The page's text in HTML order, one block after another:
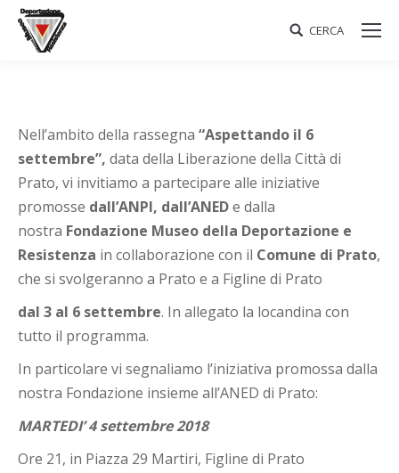
Search:
CERCA
Nell’ambito della rassegna “Aspettando il 6
settembre”, data della Liberazione della Città di
Prato, vi invitiamo a partecipare alle iniziative
promosse dall’ANPI, dall’ANEDe dalla
nostra Fondazione Museo della Deportazione e
Resistenza in collaborazione con il Comune di Prato,
che si svolgeranno a Prato e a Figline di Prato
dal 3 al 6 settembre. In allegato la locandina con
tutto il programma.
In particolare vi segnaliamo l’iniziativa promossa dalla
nostra Fondazione insieme all’ANED di Prato:
MARTEDI’ 4 settembre 2018
Ore 21, in Piazza 29 Martiri, Figline di Prato